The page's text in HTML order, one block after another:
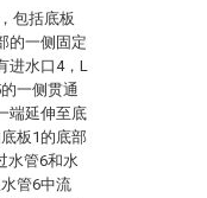
包括底板
的一侧固定
进水口4，L
一侧贯通
端延伸至底
板1的底部
水管6和水
管6中流